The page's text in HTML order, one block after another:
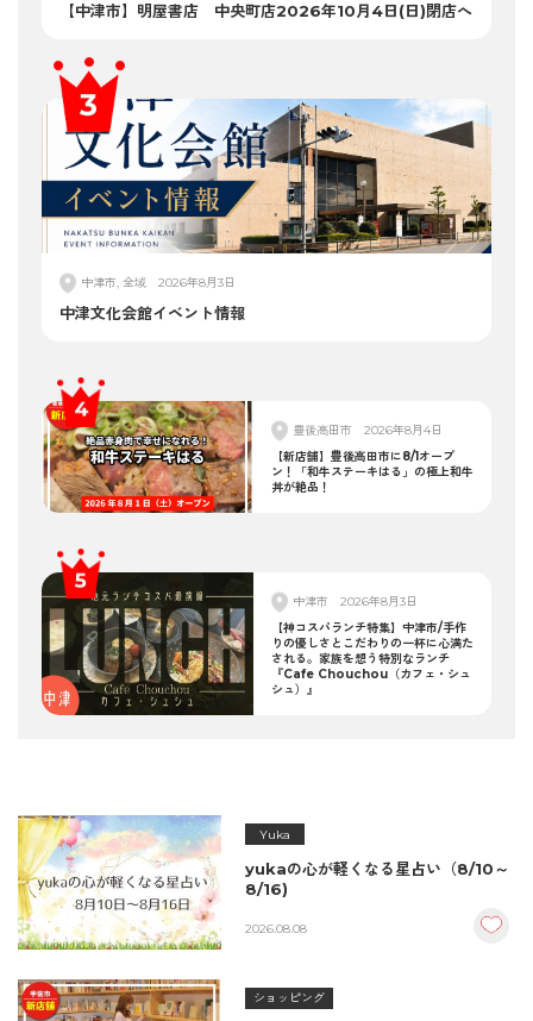
【中津市】明屋書店 中央町店2026年10月4日(日)閉店へ
中津市, 全域 2026年8月3日
中津文化会館イベント情報
豊後高田市
2026年8月4日
【新店舗】豊後高田市に8/1オープ
ン！「和牛ステーキはる」の極上和牛
丼が絶品！
中津市
2026年8月3日
【神コスパランチ特集】中津市/手作
りの優しさとこだわりの一杯に心満た
される。家族を想う特別なランチ
『Cafe Chouchou（カフェ・シュ
シュ）』
Yuka
yukaの心が軽くなる星占い（8/10～
8/16)
2026.08.08
ショッピング